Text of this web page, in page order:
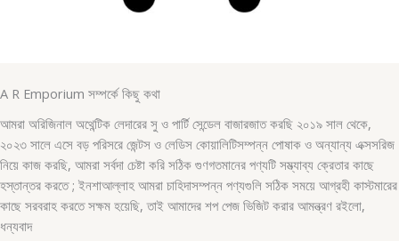
A R Emporium সম্পর্কে কিছু কথা
আমরা অরিজিনাল অথেন্টিক লেদারের সু ও পার্টি সেন্ডেল বাজারজাত করছি ২০১৯ সাল থেকে,
২০২৩ সালে এসে বড় পরিসরে জেন্টস ও লেডিস কোয়ালিটিসম্পন্ন পোষাক ও অন্যান্য এক্সসরিজ
নিয়ে কাজ করছি, আমরা সর্বদা চেষ্টা করি সঠিক গুণগতমানের পণ্যটি সম্ভ্যাব্য ক্রেতার কাছে
হস্তান্তর করতে ; ইনশাআল্লাহ আমরা চাহিদাসম্পন্ন পণ্যগুলি সঠিক সময়ে আগ্রহী কাস্টমারের
কাছে সরবরাহ করতে সক্ষম হয়েছি, তাই আমাদের শপ পেজ ভিজিট করার আমন্ত্রণ রইলো,
ধন্যবাদ